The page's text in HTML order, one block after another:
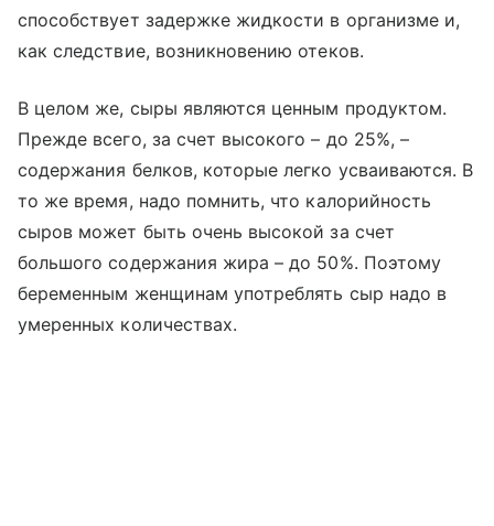
способствует задержке жидкости в организме и,
как следствие, возникновению отеков.
В целом же, сыры являются ценным продуктом.
Прежде всего, за счет высокого – до 25%, –
содержания белков, которые легко усваиваются. В
то же время, надо помнить, что калорийность
сыров может быть очень высокой за счет
большого содержания жира – до 50%. Поэтому
беременным женщинам употреблять сыр надо в
умеренных количествах.